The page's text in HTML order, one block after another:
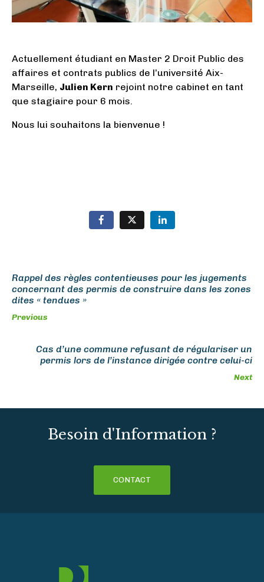
Actuellement étudiant en Master 2 Droit Public des
affaires et contrats publics de l’université Aix-
Marseille, Julien Kern rejoint notre cabinet en tant
que stagiaire pour 6 mois.
Nous lui souhaitons la bienvenue !
Rappel des règles contentieuses pour les jugements
concernant des permis de construire dans les zones
dites « tendues »
Previous
Cas d’une commune refusant de régulariser un
permis lors de l’instance dirigée contre celui-ci
Next
Besoin d'Information ?
CONTACT